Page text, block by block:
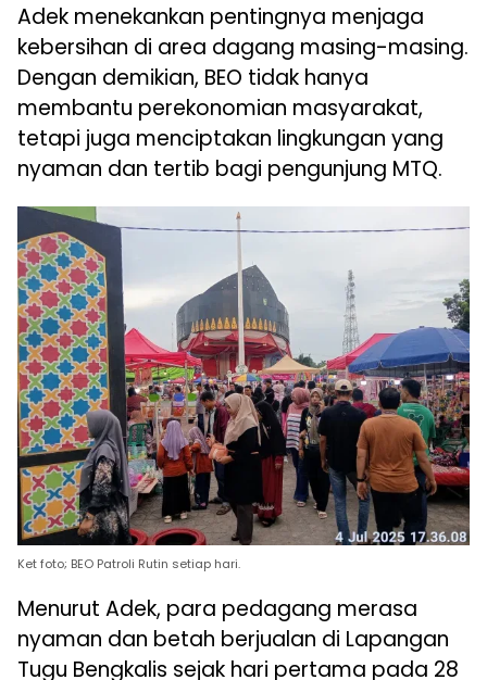
Adek menekankan pentingnya menjaga
kebersihan di area dagang masing-masing.
Dengan demikian, BEO tidak hanya
membantu perekonomian masyarakat,
tetapi juga menciptakan lingkungan yang
nyaman dan tertib bagi pengunjung MTQ.
Ket foto; BEO Patroli Rutin setiap hari.
Menurut Adek, para pedagang merasa
nyaman dan betah berjualan di Lapangan
Tugu Bengkalis sejak hari pertama pada 28